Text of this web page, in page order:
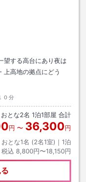
望する高台にあり夜は
上高地の拠点にどう
０分
おとな2名 1泊1部屋 合計
円 〜 36,300円
おとな1名 (2名1室)｜ 1泊
税込 8,800円〜18,150円